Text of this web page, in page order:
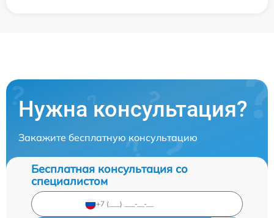
Нужна консультация?
Закажите бесплатную консультацию
Бесплатная консультация со
специалистом